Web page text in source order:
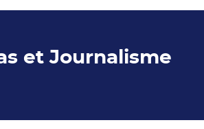
et Journalisme